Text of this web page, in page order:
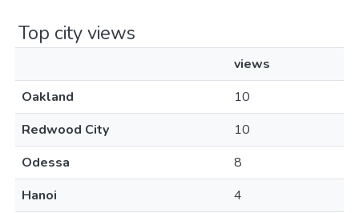
Top city views
views
Oakland
10
Redwood City
10
Odessa
8
Hanoi
4